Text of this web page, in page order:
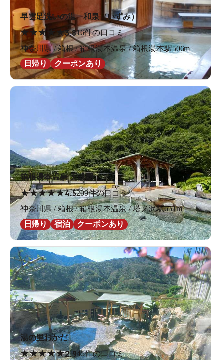
早雲足洗いの湯 和泉（いずみ）
★★★ ★3.816件の口コミ
神奈川県 / 箱根 / 箱根湯本温泉 / 箱根湯本駅506m
日帰り
クーポンあり
箱根湯本温泉 天成園
★★★★★4.5209件の口コミ
神奈川県 / 箱根 / 箱根湯本温泉 / 塔ノ沢駅651m
日帰り
宿泊 クーポンあり
湯の里おかだ
★★★★★2.945件の口コミ